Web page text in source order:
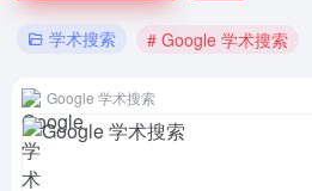
学术搜索 # Google 学术搜索
Google 学术搜索